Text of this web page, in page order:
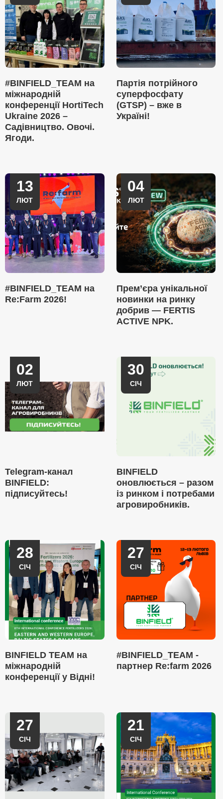
#BINFIELD_TEAM на
міжнародній
конференції HortiTech
Ukraine 2026 –
Садівництво. Овочі.
Ягоди.
Партія потрійного
суперфосфату
(GTSP) – вже в
Україні!
13
ЛЮТ
#BINFIELD_TEAM на
Re:Farm 2026!
04
ЛЮТ
Прем’єра унікальної
новинки на ринку
добрив — FERTIS
ACTIVE NPK.
02
ЛЮТ
Telegram-канал
BINFIELD:
підписуйтесь!
30
СІЧ
BINFIELD
оновлюється – разом
із ринком і потребами
агровиробників.
28
СІЧ
BINFIELD TEAM на
міжнародній
конференції у Відні!
27
СІЧ
#BINFIELD_TEAM -
партнер Re:farm 2026
27
СІЧ
21
СІЧ